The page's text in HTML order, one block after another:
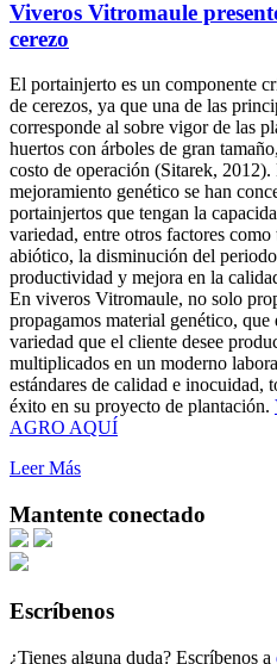
Viveros Vitromaule
cerezo
El portainjerto es un componente
de cerezos, ya que una de las
corresponde al sobre vigor de las
huertos con árboles de gran
costo de operación (Sitarek,
mejoramiento genético se han
portainjertos que tengan la
variedad, entre otros factores
abiótico, la disminución del
productividad y mejora en la
En viveros Vitromaule, no solo
propagamos material genético, que
variedad que el cliente desee
multiplicados en un moderno
estándares de calidad e inocuidad,
éxito en su proyecto de plantación.
AGRO AQUÍ
Leer Más
Mantente conectado
Escríbenos
¿Tienes alguna duda? Escríbenos a